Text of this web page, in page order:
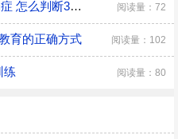
三岁小孩特别爱动，是不是多动症 怎么判断3岁多动症？ 阅读量：72
育的正确方式 阅读量：102
练 阅读量：80